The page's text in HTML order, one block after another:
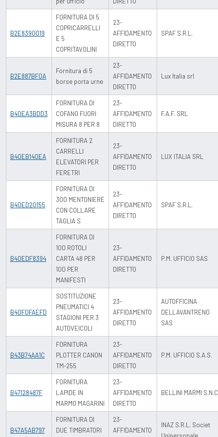
B2E8390019
FORNITURA DI 5
COPRICARRELLI
E 5
COPRITAVOLINI
23-
AFFIDAMENTO
DIRETTO
SPAF S.R.L.
B2E887BF0A
Fornitura di 5
borse porta urne
23-
AFFIDAMENTO
DIRETTO
Lux Italia srl
B40EA3BDD3
FORNITURA DI
COFANO FUORI
MISURA 8 PER 8
23-
AFFIDAMENTO
DIRETTO
F.A.F. SRL
B40EB140EA
FORNITURA 2
CARRELLI
ELEVATORI PER
FERETRI
23-
AFFIDAMENTO
DIRETTO
LUX ITALIA SRL
B40ED20155
FORNITURA DI
300 MENTONIERE
CON COLLARE
TAGLIA S
23-
AFFIDAMENTO
DIRETTO
SPAF S.R.L.
B40EDF8394
FORNITURA DI
100 ROTOLI
CARTA 48 PER
100 PER
MANIFESTI
23-
AFFIDAMENTO
DIRETTO
P.M. UFFICIO SAS
B40F0FAEFD
SOSTITUZIONE
PNEUMATICI 4
STAGIONI PER 3
AUTOVEICOLI
23-
AFFIDAMENTO
DIRETTO
AUTOFFICINA
DELLAVANTRENO
SAS
B43B74AA1C
FORNITURA
PLOTTER CANON
TM-255
23-
AFFIDAMENTO
DIRETTO
P.M. UFFICIO S.A.S.
B47128487F
FORNITURA
LAPIDE IN
MARMO MAGARINI
23-
AFFIDAMENTO
DIRETTO
BELLINI MARMI
B47A5AB797
FORNITURA DI
DUE TIMBRATORI
23-
AFFIDAMENTO
INAZ S.R.L. Societ